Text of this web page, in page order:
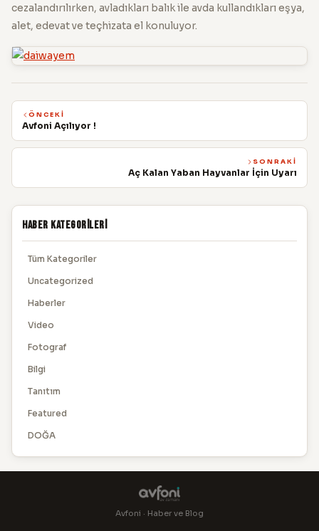
cezalandırılırken, avladıkları balık ile avda kullandıkları eşya,
alet, edevat ve teçhizata el konuluyor.
ÖNCEKI
Avfoni Açılıyor !
SONRAKI
Aç Kalan Yaban Hayvanlar İçin Uyarı
Haber Kategorileri
Tüm Kategoriler
Uncategorized
Haberler
Video
Fotograf
Bilgi
Tanıtım
Featured
DOĞA
Avfoni · Haber ve Blog